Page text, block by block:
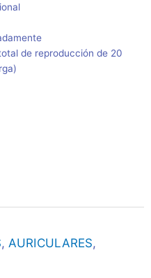
de reproducción de 20
, AURICULARES,